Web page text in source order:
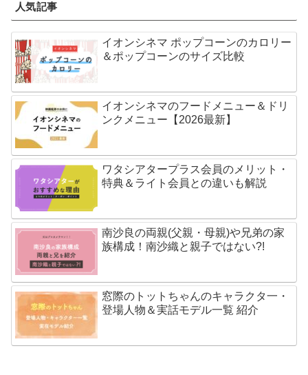
人気記事
イオンシネマ ポップコーンのカロリー
＆ポップコーンのサイズ比較
イオンシネマのフードメニュー＆ドリ
ンクメニュー【2026最新】
ワタシアタープラス会員のメリット・
特典＆ライト会員との違いも解説
南沙良の両親(父親・母親)や兄弟の家
族構成！南沙織と親子ではない?!
窓際のトットちゃんのキャラクタ一・
登場人物＆実話モデル一覧 紹介